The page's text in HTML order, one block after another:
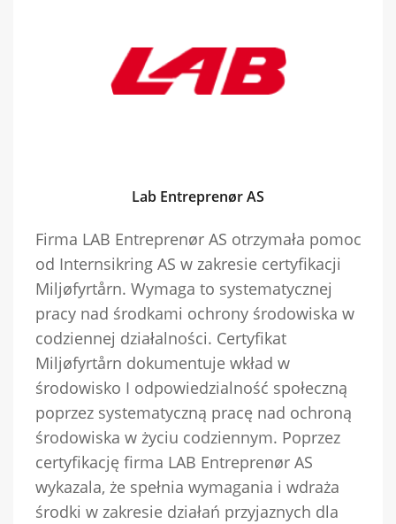
Lab Entreprenør AS
Firma LAB Entreprenør AS otrzymała pomoc
od Internsikring AS w zakresie certyfikacji
Miljøfyrtårn. Wymaga to systematycznej
pracy nad środkami ochrony środowiska w
codziennej działalności. Certyfikat
Miljøfyrtårn dokumentuje wkład w
środowisko I odpowiedzialność społeczną
poprzez systematyczną pracę nad ochroną
środowiska w życiu codziennym. Poprzez
certyfikację firma LAB Entreprenør AS
wykazala, że spełnia wymagania i wdraża
środki w zakresie działań przyjaznych dla